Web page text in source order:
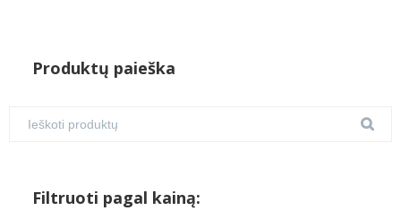
Produktų paieška
Filtruoti pagal kainą: